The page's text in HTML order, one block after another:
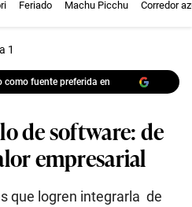
Feriado Machu Picchu Corredor
1
como fuente preferida en
de software: de
empresarial
que logren integrarla de